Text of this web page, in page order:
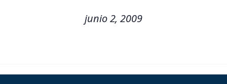
junio 2, 2009